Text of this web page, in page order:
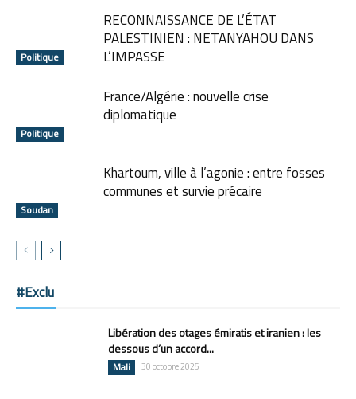
Politique
RECONNAISSANCE DE L’ÉTAT
PALESTINIEN : NETANYAHOU DANS
L’IMPASSE
Politique
France/Algérie : nouvelle crise
diplomatique
Soudan
Khartoum, ville à l’agonie : entre fosses
communes et survie précaire
#Exclu
Libération des otages émiratis et iranien : les
dessous d’un accord...
Mali 30 octobre 2025